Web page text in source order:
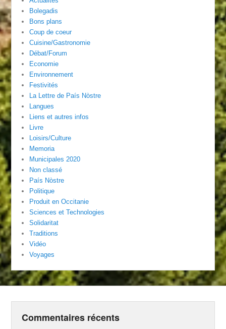
Bolegadis
Bons plans
Coup de coeur
Cuisine/Gastronomie
Débat/Forum
Economie
Environnement
Festivités
La Lettre de País Nòstre
Langues
Liens et autres infos
Livre
Loisirs/Culture
Memoria
Municipales 2020
Non classé
País Nòstre
Politique
Produit en Occitanie
Sciences et Technologies
Solidaritat
Traditions
Vidéo
Voyages
Commentaires récents